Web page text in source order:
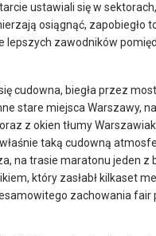
ustawiali się w
osiągnąć, zapobiegło
lepszych zawodników
cudowna, biegła przez most
stare miejsca Warszawy,
z okien tłumy
taką cudowną
na trasie maratonu jeden z
który zasłabł kilkaset
zachowania fair